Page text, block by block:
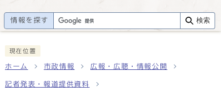
情報を探す 検索
現在位置
ホーム 市政情報 広報・広聴・情報公開
記者発表・報道提供資料